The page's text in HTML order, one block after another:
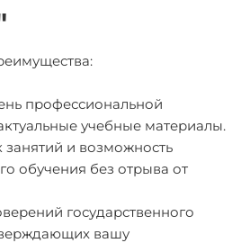
профессиональной
учебные материалы.
занятий и возможность
обучения без отрыва от
государственного
вашу